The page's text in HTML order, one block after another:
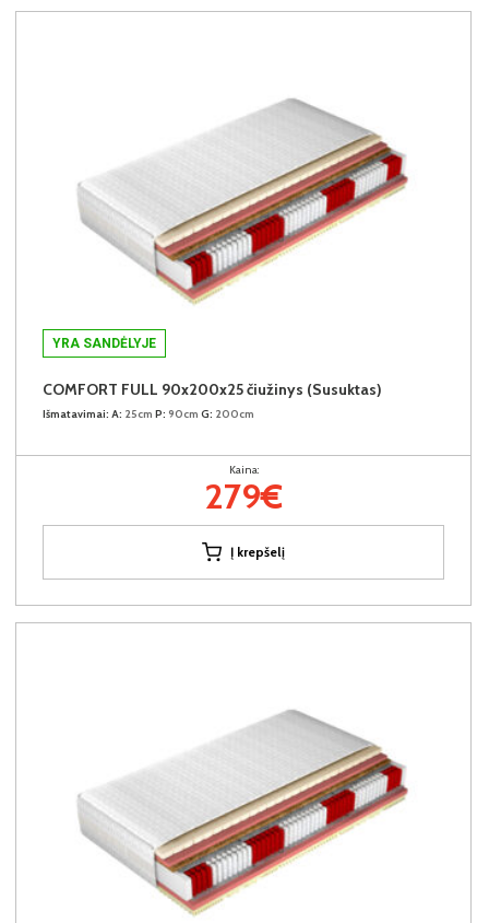
YRA SANDĖLYJE
COMFORT FULL 90x200x25 čiužinys (Susuktas)
Išmatavimai: A: 25cm P: 90cm G: 200cm
Kaina:
279€
Į krepšelį